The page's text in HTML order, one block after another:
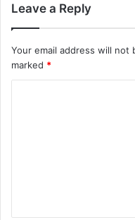
Leave a Reply
Your email address will not
marked *